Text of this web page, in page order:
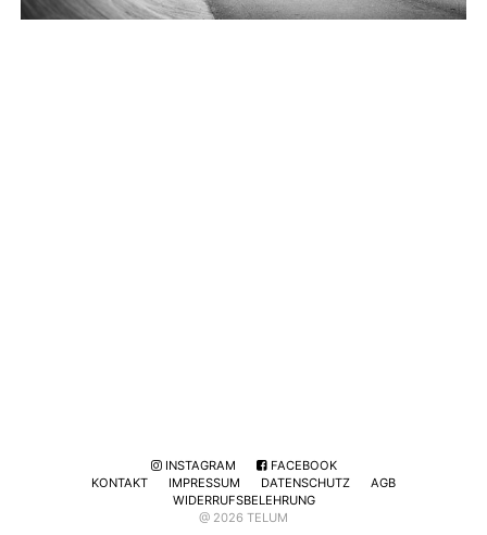
INSTAGRAM
FACEBOOK
KONTAKT
IMPRESSUM DATENSCHUTZ
AGB
WIDERRUFSBELEHRUNG
@ 2026 TELUM